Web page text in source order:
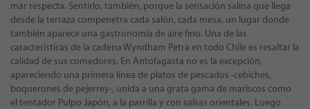
mar respecta. Sentirlo, también, porque la sensación salina que llega
desde la terraza compenetra cada salón, cada mesa, un lugar donde
también aparece una gastronomía de aire fino. Una de las
características de la cadena Wyndham Petra en todo Chile es resaltar la
calidad de sus comedores. En Antofagasta no es la excepción,
apareciendo una primera línea de platos de pescados -cebiches,
boquerones de pejerrey-, unida a una grata gama de mariscos como
el tentador Pulpo Japón, a la parrilla y con salsas orientales. Luego